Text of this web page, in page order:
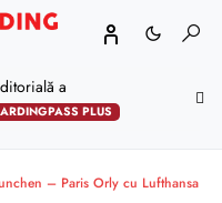
a
PLUS
– Paris Orly cu Lufthansa